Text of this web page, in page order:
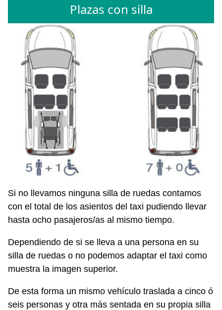
Plazas con silla
Si no llevamos ninguna silla de ruedas contamos
con el total de los asientos del taxi pudiendo llevar
hasta ocho pasajeros/as al mismo tiempo.
Dependiendo de si se lleva a una persona en su
silla de ruedas o no podemos adaptar el taxi como
muestra la imagen superior.
De esta forma un mismo vehículo traslada a cinco ó
seis personas y otra más sentada en su propia silla